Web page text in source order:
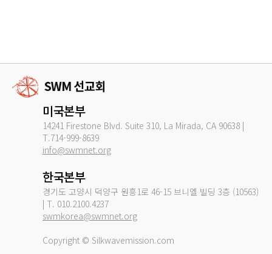
미국본부
14241 Firestone Blvd. Suite 310, La Mirada, CA 90638 |
T.714-999-8639
info@swmnet.org
한국본부
경기도 고양시 덕양구 원흥1로 46-15 브니엘 빌딩 3층 (10563)
| T. 010.2100.4237
swmkorea@swmnet.org
Copyright © Silkwavemission.com